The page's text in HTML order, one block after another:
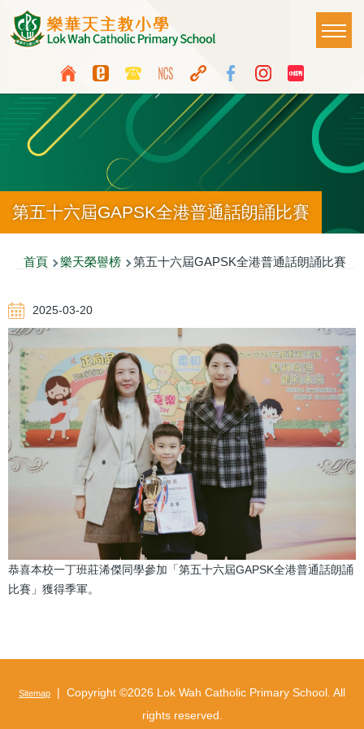
移至主內容
Top
Media
Icon
Button
Language
switcher
Main
第五十六屆GAPSK全港普通話朗誦比賽
導
連
結
首頁 樂天榮譽榜 第五十六屆GAPSK全港普通話朗誦比賽
2025-03-20
恭喜本校一丁班莊浠傑同學參加「第五十六屆GAPSK全港普通話朗誦
比賽」獲得季軍。
Sitemap | Copyright ©2026 Lok Wah Catholic Primary School. All
rights reserved.